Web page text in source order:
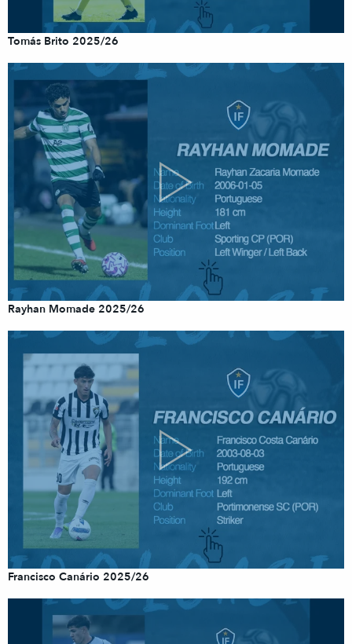
Tomás Brito 2025/26
Rayhan Momade 2025/26
Francisco Canário 2025/26